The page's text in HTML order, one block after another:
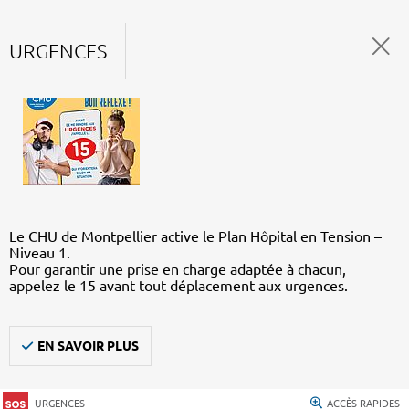
URGENCES
Le CHU de Montpellier active le Plan Hôpital en Tension –
Niveau 1.
Pour garantir une prise en charge adaptée à chacun,
appelez le 15 avant tout déplacement aux urgences.
EN SAVOIR PLUS
URGENCES ACCÈS RAPIDES